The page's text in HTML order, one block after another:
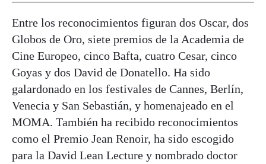
Entre los reconocimientos figuran dos Oscar, dos
Globos de Oro, siete premios de la Academia de
Cine Europeo, cinco Bafta, cuatro Cesar, cinco
Goyas y dos David de Donatello. Ha sido
galardonado en los festivales de Cannes, Berlín,
Venecia y San Sebastián, y homenajeado en el
MOMA. También ha recibido reconocimientos
como el Premio Jean Renoir, ha sido escogido
para la David Lean Lecture y nombrado doctor